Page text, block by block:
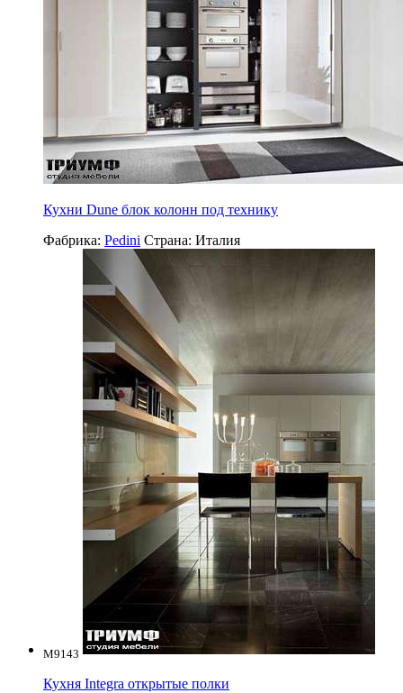
Кухни Dune блок колонн под технику
Фабрика: Pedini Страна: Италия
M9143
Кухня Integra открытые полки